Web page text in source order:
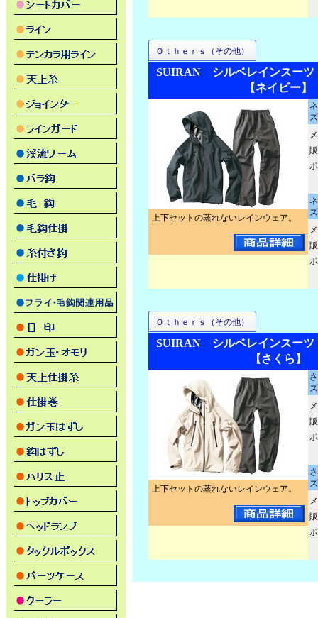
Ｏｔｈｅｒｓ（その他）
SUIRAN シルベレインスー
【ネイビー】
上下セットの蒸れないレインウェア。
Ｏｔｈｅｒｓ（その他）
SUIRAN シルベレインスー
【さくら】
上下セットの蒸れないレインウェア。